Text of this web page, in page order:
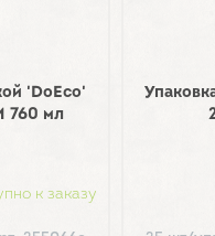
'DoEco'
760 мл
к заказу